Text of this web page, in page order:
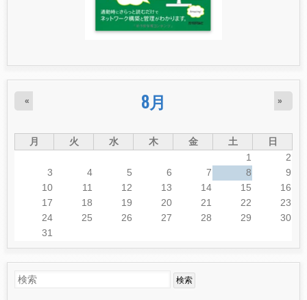
8月
« »
月 火 水 木 金 土
日
1
2
3
4 5 6 7 8
9
10
11 12 13 14 15
16
17
18 19 20 21 22
23
24
25 26 27 28 29
30
31
検